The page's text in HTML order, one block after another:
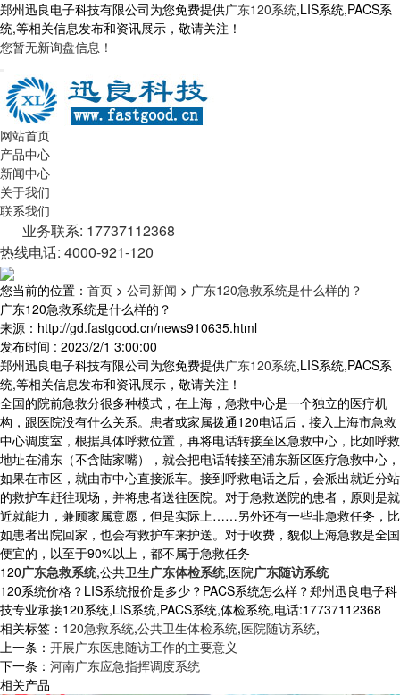
郑州迅良电子科技有限公司为您免费提供广东120系统,LIS系统,PACS系
统,等相关信息发布和资讯展示，敬请关注！
您暂无新询盘信息！
网站首页
产品中心
新闻中心
关于我们
联系我们
业务联系: 17737112368
热线电话: 4000-921-120
您当前的位置： 首页 > 公司新闻 > 广东120急救系统是什么样的？
广东120急救系统是什么样的？
来源：http://gd.fastgood.cn/news910635.html
发布时间 : 2023/2/1 3:00:00
郑州迅良电子科技有限公司为您免费提供广东120系统,LIS系统,PACS系
统,等相关信息发布和资讯展示，敬请关注！
全国的院前急救分很多种模式，在上海，急救中心是一个独立的医疗机
构，跟医院没有什么关系。患者或家属拨通120电话后，接入上海市急救
中心调度室，根据具体呼救位置，再将电话转接至区急救中心，比如呼救
地址在浦东（不含陆家嘴），就会把电话转接至浦东新区医疗急救中心，
如果在市区，就由市中心直接派车。接到呼救电话之后，会派出就近分站
的救护车赶往现场，并将患者送往医院。对于急救送院的患者，原则是就
近就能力，兼顾家属意愿，但是实际上……另外还有一些非急救任务，比
如患者出院回家，也会有救护车来护送。对于收费，貌似上海急救是全国
便宜的，以至于90%以上，都不属于急救任务
120广东急救系统,公共卫生广东体检系统,医院广东随访系统
120系统价格？LIS系统报价是多少？PACS系统怎么样？郑州迅良电子科
技专业承接120系统,LIS系统,PACS系统,体检系统,电话:17737112368
相关标签： 120急救系统,公共卫生体检系统,医院随访系统,
上一条： 开展广东医患随访工作的主要意义
下一条： 河南广东应急指挥调度系统
相关产品